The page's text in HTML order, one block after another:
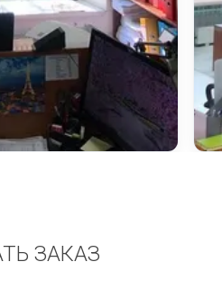
ЗАКАЗ